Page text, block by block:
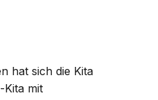
hat sich die Kita
Kita mit